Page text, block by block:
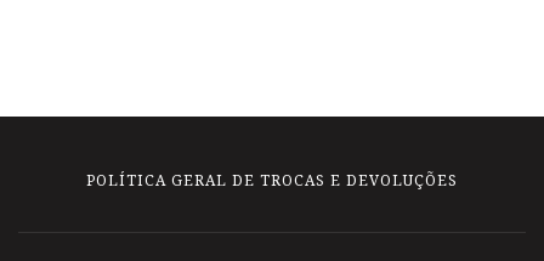
POLÍTICA GERAL DE TROCAS E DEVOLUÇÕES